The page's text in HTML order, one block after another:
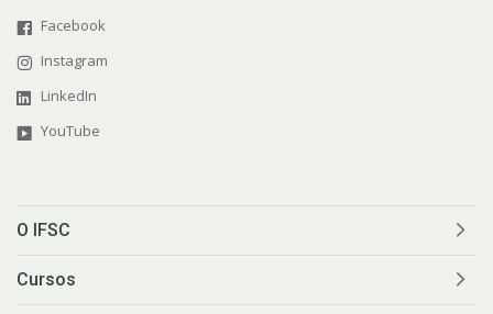
Facebook
Instagram
LinkedIn
YouTube
O IFSC
Cursos